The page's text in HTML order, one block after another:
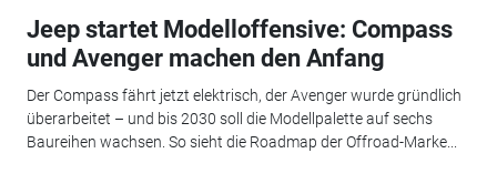
Jeep startet Modelloffensive: Compass
und Avenger machen den Anfang
Der Compass fährt jetzt elektrisch, der Avenger wurde gründlich
überarbeitet – und bis 2030 soll die Modellpalette auf sechs
Baureihen wachsen. So sieht die Roadmap der Offroad-Marke...